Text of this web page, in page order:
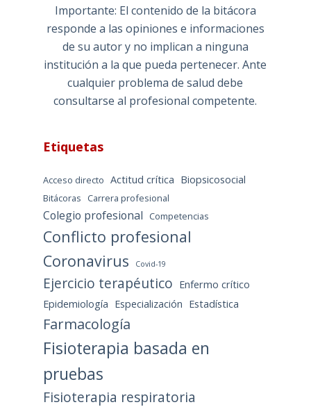
Importante: El contenido de la bitácora
responde a las opiniones e informaciones
de su autor y no implican a ninguna
institución a la que pueda pertenecer. Ante
cualquier problema de salud debe
consultarse al profesional competente.
Etiquetas
Acceso directo Actitud crítica Biopsicosocial
Bitácoras Carrera profesional
Colegio profesional Competencias
Conflicto profesional
Coronavirus
Covid-19
Ejercicio terapéutico Enfermo crítico
Epidemiología Especialización Estadística
Farmacología
Fisioterapia basada en
pruebas
Fisioterapia respiratoria